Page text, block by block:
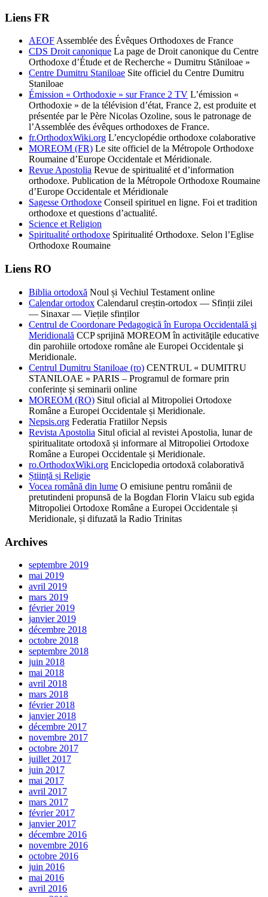
Liens FR
AEOFAssemblée des Évêques Orthodoxes de France
CDS Droit canonique La page de Droit canonique du Centre
Orthodoxe d’Étude et de Recherche « Dumitru Stăniloae »
Centre Dumitru Staniloae Site officiel du Centre Dumitru
Staniloae
Émission « Orthodoxie » sur France 2 TV L’émission «
Orthodoxie » de la télévision d’état, France 2, est produite et
présentée par le Père Nicolas Ozoline, sous le patronage de
l’Assemblée des évêques orthodoxes de France.
fr.OrthodoxWiki.org L’encyclopédie orthodoxe colaborative
MOREOM (FR) Le site officiel de la Métropole Orthodoxe
Roumaine d’Europe Occidentale et Méridionale.
Revue Apostolia Revue de spiritualité et d’information
orthodoxe. Publication de la Métropole Orthodoxe Roumaine
d’Europe Occidentale et Méridionale
Sagesse Orthodoxe Conseil spirituel en ligne. Foi et tradition
orthodoxe et questions d’actualité.
Science et Religion
Spiritualité orthodoxe Spiritualité Orthodoxe. Selon l’Eglise
Orthodoxe Roumaine
Liens RO
Biblia ortodoxă Noul și Vechiul Testament online
Calendar ortodox Calendarul creștin-ortodox — Sfinții zilei
— Sinaxar — Viețile sfinților
Centrul de Coordonare Pedagogică în Europa Occidentală şi
Meridională CCP sprijină MOREOM în activităţile educative
din parohiile ortodoxe române ale Europei Occidentale şi
Meridionale.
Centrul Dumitru Staniloae (ro) CENTRUL « DUMITRU
STANILOAE » PARIS – Programul de formare prin
conferințe și seminarii online
MOREOM (RO) Situl oficial al Mitropoliei Ortodoxe
Române a Europei Occidentale și Meridionale.
Nepsis.org Federatia Fratiilor Nepsis
Revista Apostolia Situl oficial al revistei Apostolia, lunar de
spiritualitate ortodoxă și informare al Mitropoliei Ortodoxe
Române a Europei Occidentale și Meridionale.
ro.OrthodoxWiki.org Enciclopedia ortodoxă colaborativă
Știință și Religie
Vocea română din lume O emisiune pentru românii de
pretutindeni propunsă de la Bogdan Florin Vlaicu sub egida
Mitropoliei Ortodoxe Române a Europei Occidentale și
Meridionale, și difuzată la Radio Trinitas
Archives
septembre 2019
mai 2019
avril 2019
mars 2019
février 2019
janvier 2019
décembre 2018
octobre 2018
septembre 2018
juin 2018
mai 2018
avril 2018
mars 2018
février 2018
janvier 2018
décembre 2017
novembre 2017
octobre 2017
juillet 2017
juin 2017
mai 2017
avril 2017
mars 2017
février 2017
janvier 2017
décembre 2016
novembre 2016
octobre 2016
juin 2016
mai 2016
avril 2016